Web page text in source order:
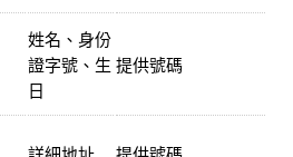
姓名、身份
證字號、生
日
提供號碼